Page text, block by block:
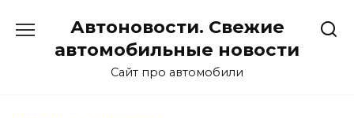
содержанию
Автоновости. Свежие
автомобильные новости
Сайт про автомобили